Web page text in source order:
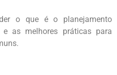
o que é o planejamento
as melhores práticas para